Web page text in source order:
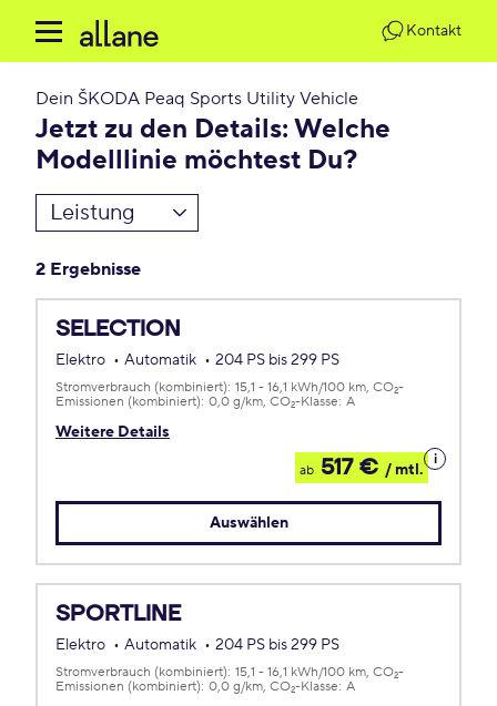
Kontakt
Dein ŠKODA Peaq Sports Utility Vehicle
Jetzt zu den Details: Welche
Modelllinie möchtest Du?
Leistung
2 Ergebnisse
SELECTION
Elektro Automatik 204 PS bis 299 PS
Weitere Details
Stromverbrauch (kombiniert): 15,1 - 16,1 kWh/100 km CO2-
Emissionen (kombiniert): 0,0 g/km CO2-Klasse: A
ab 517 € / mtl.
Details
zum
Auswählen
SPORTLINE
Elektro Automatik 204 PS bis 299 PS
Stromverbrauch (kombiniert): 15,1 - 16,1 kWh/100 km CO2-
Emissionen (kombiniert): 0,0 g/km CO2-Klasse: A